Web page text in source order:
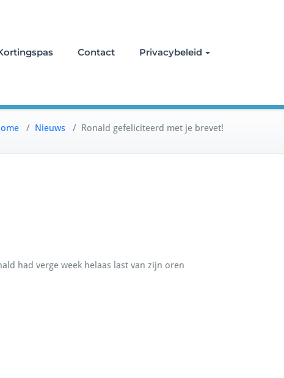
Contact Privacybeleid
/ Nieuws / Ronald gefeliciteerd met je brevet!
had verge week helaas last van zijn oren